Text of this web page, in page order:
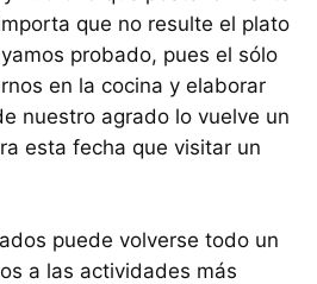
que no resulte el plato
probado, pues el sólo
en la cocina y elaborar
nuestro agrado lo vuelve un
esta fecha que visitar un
puede volverse todo un
a las actividades más